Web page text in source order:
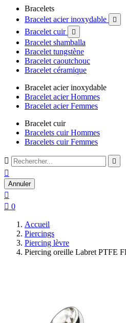
Bracelets
Bracelet acier inoxydable

Bracelet cuir 
Bracelet shamballa
Bracelet tungstène
Bracelet caoutchouc
Bracelet céramique
Bracelet acier inoxydable
Bracelet acier Hommes
Bracelet acier Femmes
Bracelet cuir
Bracelets cuir Hommes
Bracelets cuir Femmes
 

Annuler

 0
Accueil
Piercings
Piercing lèvre
Piercing oreille Labret PTFE